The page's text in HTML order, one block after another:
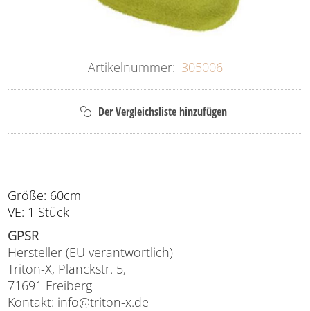
Artikelnummer: 305006
Größe: 60cm
VE: 1 Stück
GPSR
Hersteller (EU verantwortlich)
Triton-X, Planckstr. 5,
71691 Freiberg
Kontakt: info@triton-x.de